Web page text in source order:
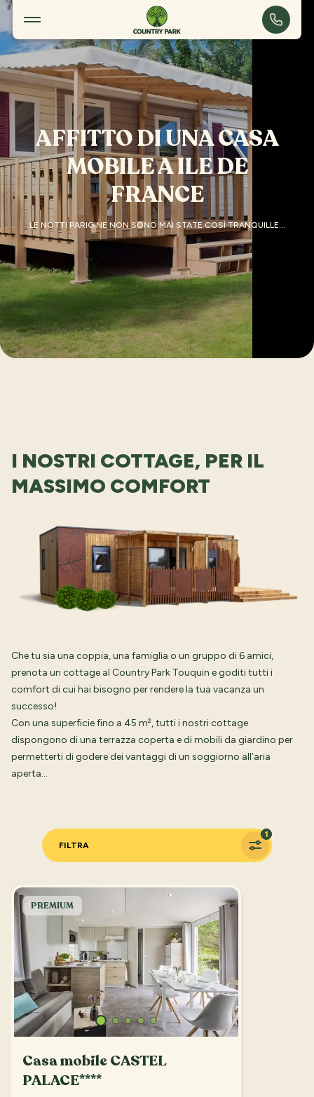
AFFITTO DI UNA CASA
MOBILE A ILE DE
FRANCE
LE NOTTI PARIGINE NON SONO MAI STATE COSÌ TRANQUILLE…
I NOSTRI COTTAGE, PER IL
MASSIMO COMFORT
Che tu sia una coppia, una famiglia o un gruppo di 6 amici,
prenota un cottage al Country Park Touquin e goditi tutti i
comfort di cui hai bisogno per rendere la tua vacanza un
successo!
Con una superficie fino a 45 m², tutti i nostri cottage
dispongono di una terrazza coperta e di mobili da giardino per
permetterti di godere dei vantaggi di un soggiorno all’aria
aperta…
FILTRA
1
PREMIUM
Casa mobile CASTEL
PALACE****